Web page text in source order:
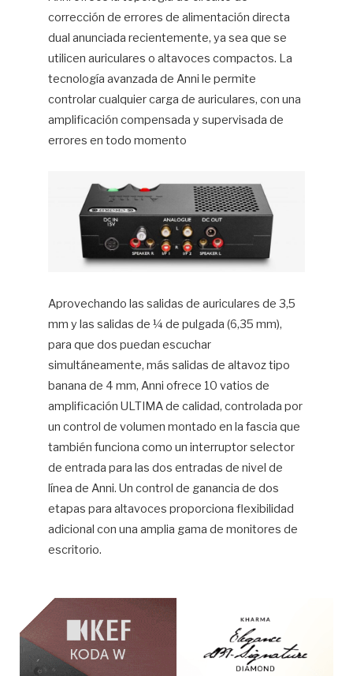
corrección de errores de alimentación directa
dual anunciada recientemente, ya sea que se
utilicen auriculares o altavoces compactos. La
tecnología avanzada de Anni le permite
controlar cualquier carga de auriculares, con una
amplificación compensada y supervisada de
errores en todo momento
Aprovechando las salidas de auriculares de 3,5
mm y las salidas de ¼ de pulgada (6,35 mm),
para que dos puedan escuchar
simultáneamente, más salidas de altavoz tipo
banana de 4 mm, Anni ofrece 10 vatios de
amplificación ULTIMA de calidad, controlada por
un control de volumen montado en la fascia que
también funciona como un interruptor selector
de entrada para las dos entradas de nivel de
línea de Anni. Un control de ganancia de dos
etapas para altavoces proporciona flexibilidad
adicional con una amplia gama de monitores de
escritorio.